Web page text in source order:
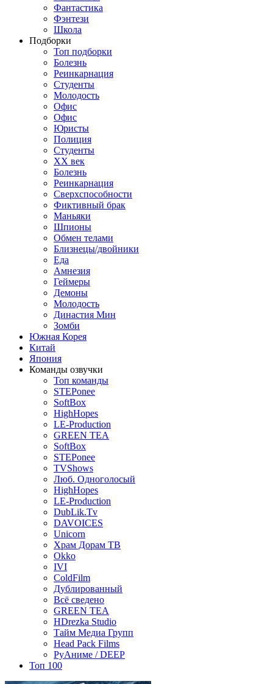
Фантастика
Фэнтези
Школа
Подборки
Топ подборки
Болезнь
Реинкарнация
Студенты
Молодость
Офис
Офис
Юристы
Полиция
Студенты
ХХ век
Болезнь
Реинкарнация
Сверхспособности
Фиктивный брак
Маньяки
Шпионы
Обмен телами
Близнецы/двойники
Еда
Амнезия
Геймеры
Демоны
Молодость
Династия Мин
Зомби
Южная Корея
Китай
Япония
Команды озвучки
Топ команды
STEPonee
SoftBox
HighHopes
LE-Production
GREEN TEA
SoftBox
STEPonee
TVShows
Люб. Одноголосый
HighHopes
LE-Production
DubLik.Tv
DAVOICES
Unicorn
Храм Дорам ТВ
Okko
IVI
ColdFilm
Дублированный
Всё сведено
GREEN TEA
HDrezka Studio
Тайм Медиа Групп
Head Pack Films
РуАниме / DEEP
Топ 100